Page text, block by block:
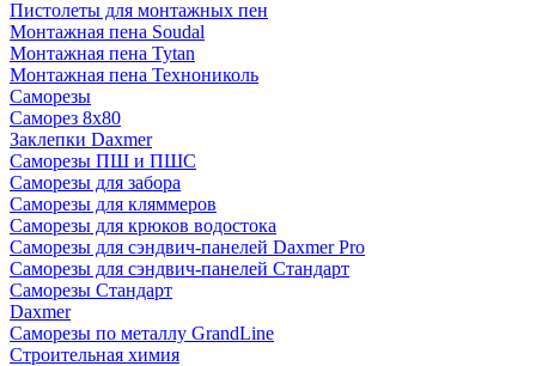
Пистолеты для монтажных пен
Монтажная пена Soudal
Монтажная пена Tytan
Монтажная пена Технониколь
Саморезы
Саморез 8х80
Заклепки Daxmer
Саморезы ПШ и ПШС
Саморезы для забора
Саморезы для кляммеров
Саморезы для крюков водостока
Саморезы для сэндвич-панелей Daxmer Pro
Саморезы для сэндвич-панелей Стандарт
Саморезы Стандарт
Daxmer
Саморезы по металлу GrandLine
Строительная химия